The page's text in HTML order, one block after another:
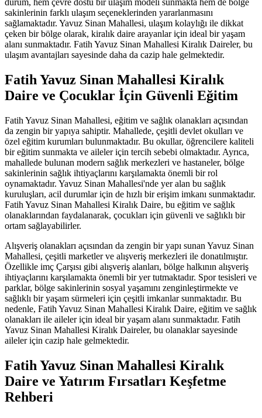
durum, hem çevre dostu bir ulaşım modeli sunmakta hem de bölge
sakinlerinin farklı ulaşım seçeneklerinden yararlanmasını
sağlamaktadır. Yavuz Sinan Mahallesi, ulaşım kolaylığı ile dikkat
çeken bir bölge olarak, kiralık daire arayanlar için ideal bir yaşam
alanı sunmaktadır. Fatih Yavuz Sinan Mahallesi Kiralık Daireler, bu
ulaşım avantajları sayesinde daha da cazip hale gelmektedir.
Fatih Yavuz Sinan Mahallesi Kiralık
Daire ve Çocuklar İçin Güvenli Eğitim
Fatih Yavuz Sinan Mahallesi, eğitim ve sağlık olanakları açısından
da zengin bir yapıya sahiptir. Mahallede, çeşitli devlet okulları ve
özel eğitim kurumları bulunmaktadır. Bu okullar, öğrencilere kaliteli
bir eğitim sunmakta ve aileler için tercih sebebi olmaktadır. Ayrıca,
mahallede bulunan modern sağlık merkezleri ve hastaneler, bölge
sakinlerinin sağlık ihtiyaçlarını karşılamakta önemli bir rol
oynamaktadır. Yavuz Sinan Mahallesi'nde yer alan bu sağlık
kuruluşları, acil durumlar için de hızlı bir erişim imkanı sunmaktadır.
Fatih Yavuz Sinan Mahallesi Kiralık Daire, bu eğitim ve sağlık
olanaklarından faydalanarak, çocukları için güvenli ve sağlıklı bir
ortam sağlayabilirler.
Alışveriş olanakları açısından da zengin bir yapı sunan Yavuz Sinan
Mahallesi, çeşitli marketler ve alışveriş merkezleri ile donatılmıştır.
Özellikle imç Çarşısı gibi alışveriş alanları, bölge halkının alışveriş
ihtiyaçlarını karşılamakta önemli bir yer tutmaktadır. Spor tesisleri ve
parklar, bölge sakinlerinin sosyal yaşamını zenginleştirmekte ve
sağlıklı bir yaşam sürmeleri için çeşitli imkanlar sunmaktadır. Bu
nedenle, Fatih Yavuz Sinan Mahallesi Kiralık Daire, eğitim ve sağlık
olanakları ile aileler için ideal bir yaşam alanı sunmaktadır. Fatih
Yavuz Sinan Mahallesi Kiralık Daireler, bu olanaklar sayesinde
aileler için cazip hale gelmektedir.
Fatih Yavuz Sinan Mahallesi Kiralık
Daire ve Yatırım Fırsatları Keşfetme
Rehberi